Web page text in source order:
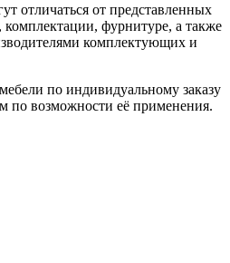
отличаться от представленных
комплектации, фурнитуре, а также
комплектующих и
по индивидуальному заказу
по возможности её применения.